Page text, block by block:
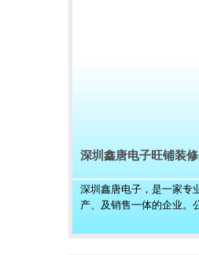
深圳鑫唐电子旺铺装修
深圳鑫唐电子，是一家专
产、及销售一体的企业。